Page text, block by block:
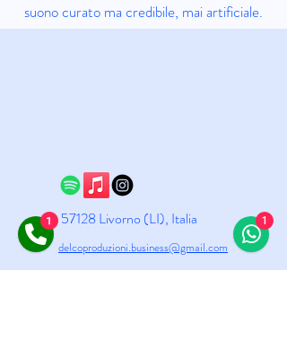
suono curato ma credibile, mai artificiale.
57128 Livorno (LI), Italia
delcoproduzioni.business@gmail.com
1
1